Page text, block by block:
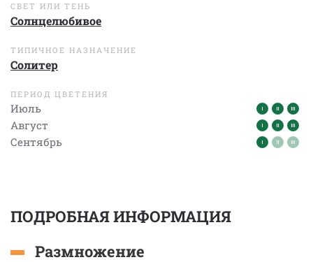
СВЕТ ИЛИ ТЕНЬ
Солнцелюбивое
ТИПИЧНОЕ НАЗНАЧЕНИЕ
Солитер
ПЕРИОД ЦВЕТЕНИЯ
Июль
Август
Сентябрь
ПОДРОБНАЯ ИНФОРМАЦИЯ
Размножение